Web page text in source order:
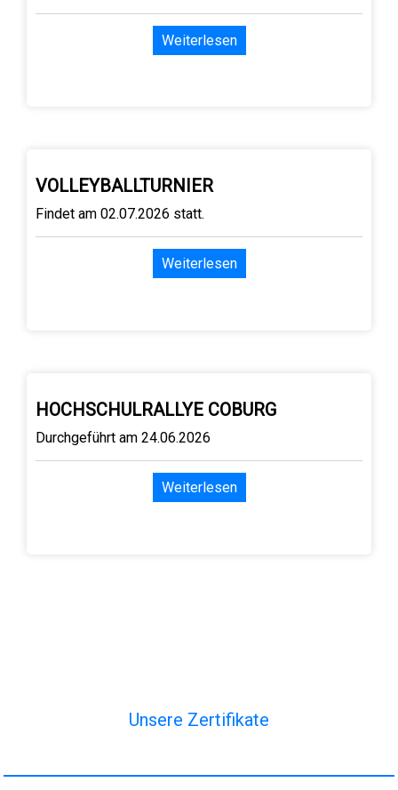
Weiterlesen
VOLLEYBALLTURNIER
Findet am 02.07.2026 statt.
Weiterlesen
HOCHSCHULRALLYE COBURG
Durchgeführt am 24.06.2026
Weiterlesen
Unsere Zertifikate